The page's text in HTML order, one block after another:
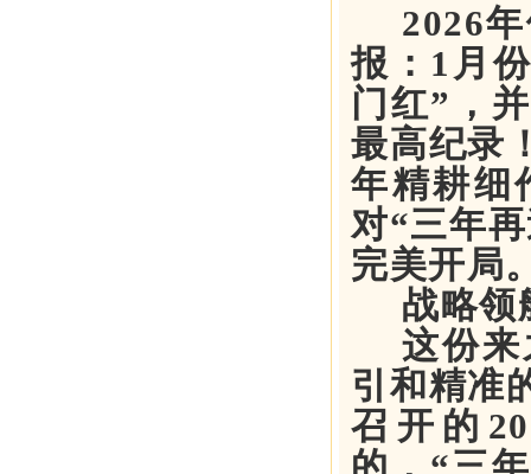
2026
报：1月
门红”，
最高纪录
年精耕细
对“三年
完美开局
战略领
这份
引和精准
召开的